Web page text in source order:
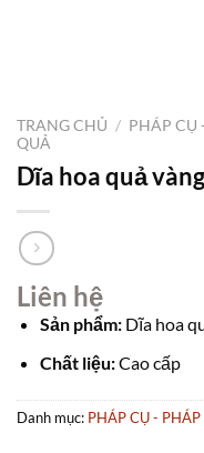
TRANG CHỦ / PHÁP CỤ
QUẢ
Dĩa hoa quả
Liên hệ
Sản phẩm:Dĩa hoa
Chất liệu:Cao cấp
Danh mục: PHÁP CỤ -